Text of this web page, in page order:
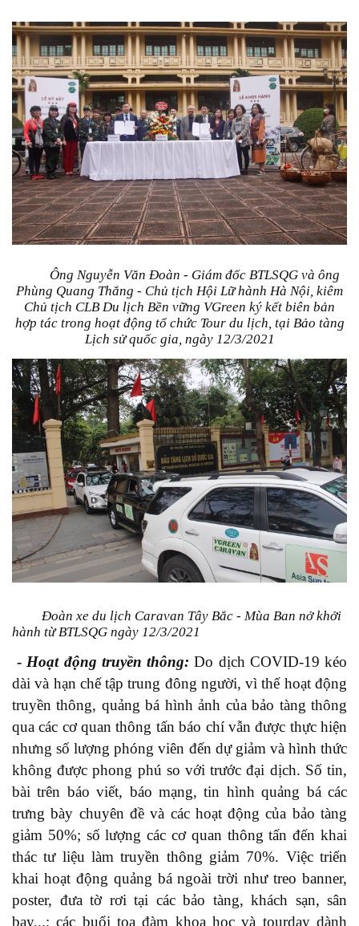
Ông Nguyễn Văn Đoàn - Giám đốc BTLSQG và ông
Phùng Quang Thắng - Chủ tịch Hội Lữ hành Hà Nội, kiêm
Chủ tịch CLB Du lịch Bền vững VGreen ký kết biên bản
hợp tác trong hoạt động tổ chức Tour du lịch, tại Bảo tàng
Lịch sử quốc gia, ngày 12/3/2021
Đoàn xe du lịch Caravan Tây Bắc - Mùa Ban nở khởi
hành từ BTLSQG ngày 12/3/2021
- Hoạt động truyền thông: Do dịch COVID-19 kéo
dài và hạn chế tập trung đông người, vì thế hoạt động
truyền thông, quảng bá hình ảnh của bảo tàng thông
qua các cơ quan thông tấn báo chí vẫn được thực hiện
nhưng số lượng phóng viên đến dự giảm và hình thức
không được phong phú so với trước đại dịch. Số tin,
bài trên báo viết, báo mạng, tin hình quảng bá các
trưng bày chuyên đề và các hoạt động của bảo tàng
giảm 50%; số lượng các cơ quan thông tấn đến khai
thác tư liệu làm truyền thông giảm 70%. Việc triển
khai hoạt động quảng bá ngoài trời như treo banner,
poster, đưa tờ rơi tại các bảo tàng, khách sạn, sân
bay...; các buổi tọa đàm khoa học và tourday dành